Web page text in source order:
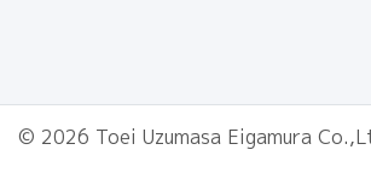
© 2026 Toei Uzumasa Eigamura